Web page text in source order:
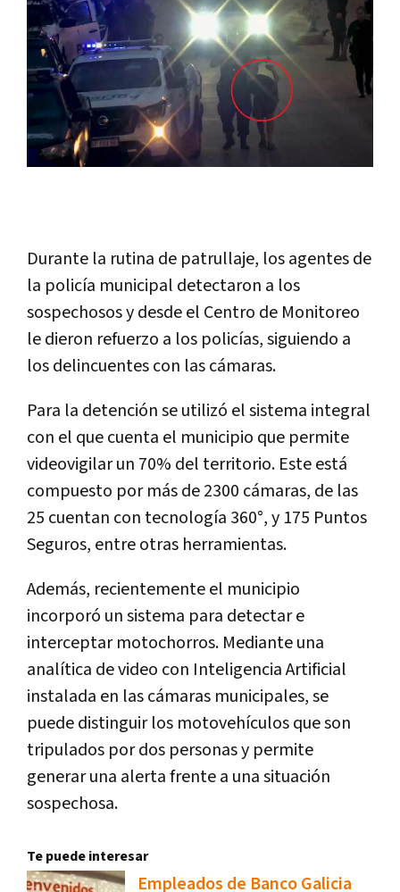
Durante la rutina de patrullaje, los agentes de
la policía municipal detectaron a los
sospechosos y desde el Centro de Monitoreo
le dieron refuerzo a los policías, siguiendo a
los delincuentes con las cámaras.
Para la detención se utilizó el sistema integral
con el que cuenta el municipio que permite
videovigilar un 70% del territorio. Este está
compuesto por más de 2300 cámaras, de las
25 cuentan con tecnología 360°, y 175 Puntos
Seguros, entre otras herramientas.
Además, recientemente el municipio
incorporó un sistema para detectar e
interceptar motochorros. Mediante una
analítica de video con Inteligencia Artificial
instalada en las cámaras municipales, se
puede distinguir los motovehículos que son
tripulados por dos personas y permite
generar una alerta frente a una situación
sospechosa.
Te puede interesar
Empleados de Banco Galicia